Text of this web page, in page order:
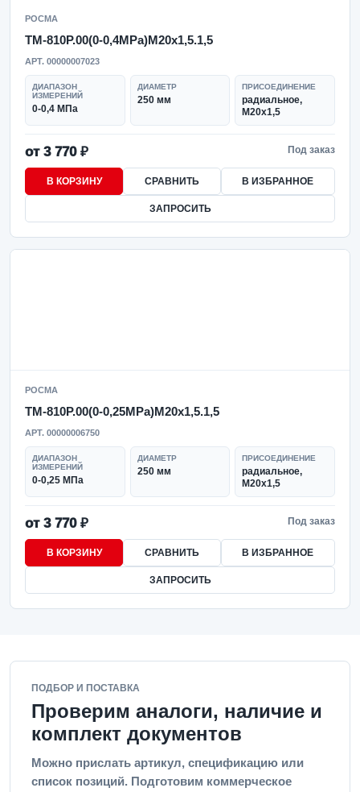
РОСМА
ТМ-810Р.00(0-0,4MPa)M20x1,5.1,5
АРТ. 00000007023
ДИАПАЗОН
ИЗМЕРЕНИЙ
0-0,4 МПа
ДИАМЕТР
250 мм
ПРИСОЕДИНЕНИЕ
радиальное,
M20x1,5
от 3 770 ₽ Под заказ
В КОРЗИНУ СРАВНИТЬ В ИЗБРАННОЕ
ЗАПРОСИТЬ
РОСМА
ТМ-810Р.00(0-0,25MPa)M20x1,5.1,5
АРТ. 00000006750
ДИАПАЗОН
ИЗМЕРЕНИЙ
0-0,25 МПа
ДИАМЕТР
250 мм
ПРИСОЕДИНЕНИЕ
радиальное,
M20x1,5
от 3 770 ₽ Под заказ
В КОРЗИНУ СРАВНИТЬ В ИЗБРАННОЕ
ЗАПРОСИТЬ
ПОДБОР И ПОСТАВКА
Проверим аналоги, наличие и
комплект документов
Можно прислать артикул, спецификацию или
список позиций. Подготовим коммерческое